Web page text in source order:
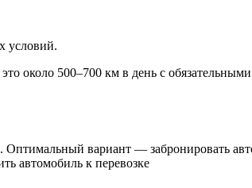
условий.
около 500–700 км в день с
Оптимальный вариант — забронировать
автомобиль к перевозке